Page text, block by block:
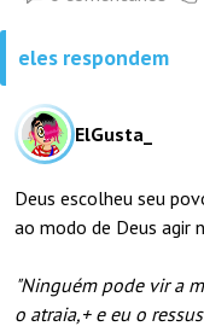
eles respondem
ElGusta_
Deus escolheu seu
ao modo de Deus agir
"Ninguém pode vir a
o atraia,+ e eu o